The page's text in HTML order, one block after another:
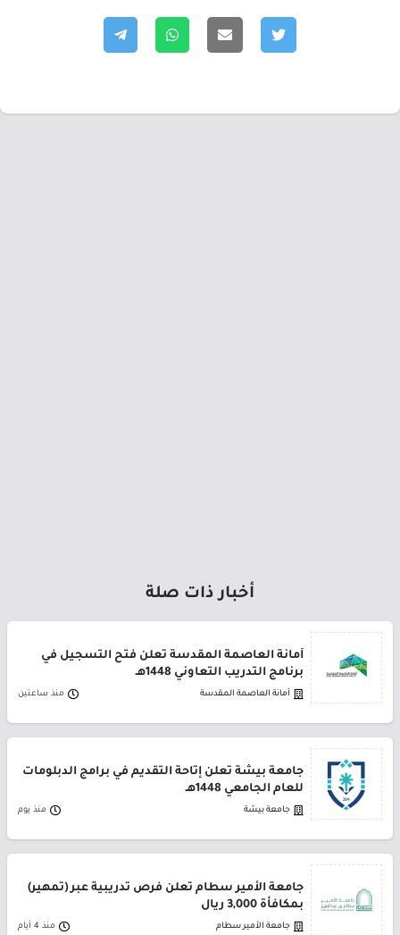
أخبار ذات صلة
أمانة العاصمة المقدسة تعلن فتح التسجيل في
برنامج التدريب التعاوني 1448هـ
أمانة العاصمة المقدسة منذ ساعتين
جامعة بيشة تعلن إتاحة التقديم في برامج الدبلومات
للعام الجامعي 1448هـ
جامعة بيشة منذ يوم
جامعة الأمير سطام تعلن فرص تدريبية عبر (تمهير)
بمكافأة 3,000 ريال
جامعة الأمير سطام منذ 4 أيام